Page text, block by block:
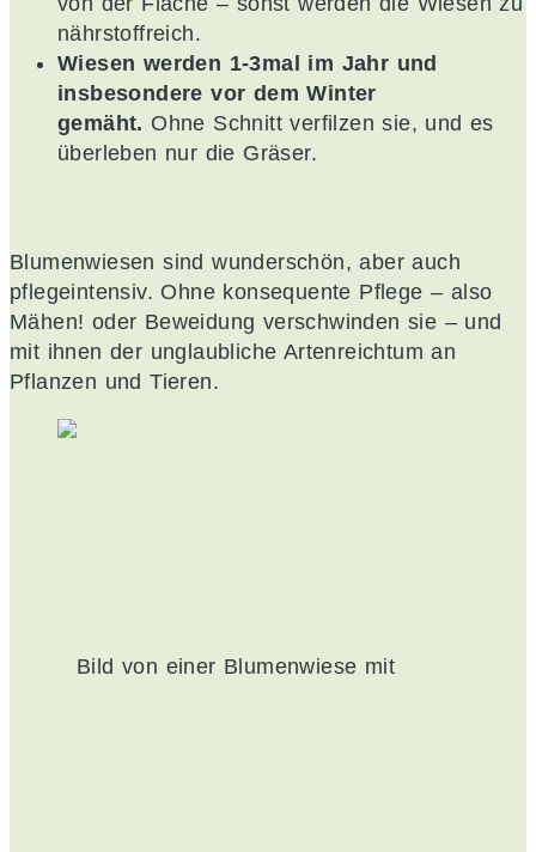
nährstoffreich.
Wiesen werden 1-3mal im Jahr und
insbesondere vor dem Winter
gemäht. Ohne Schnitt verfilzen sie, und es
überleben nur die Gräser.
Blumenwiesen sind wunderschön, aber auch
pflegeintensiv. Ohne konsequente Pflege – also
Mähen! oder Beweidung verschwinden sie – und
mit ihnen der unglaubliche Artenreichtum an
Pflanzen und Tieren.